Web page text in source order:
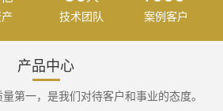
技术团队 案例客户
产品中心
第一，是我们对待客户和事业的态度。